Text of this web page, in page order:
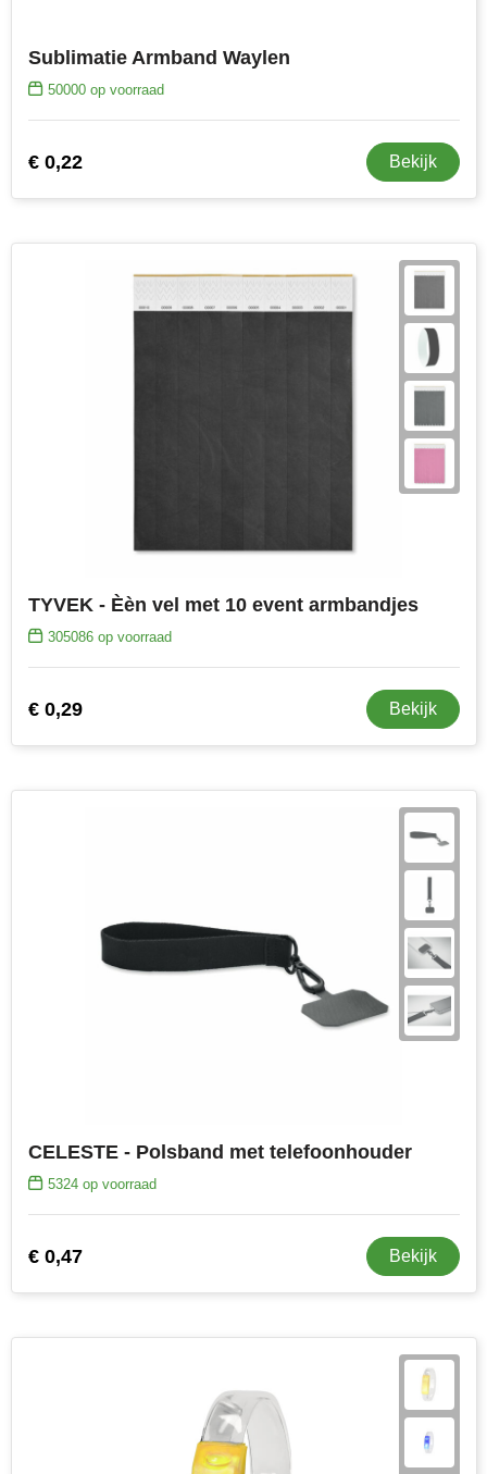
Sublimatie Armband Waylen
50000op voorraad
€ 0,22 Bekijk
TYVEK - Èèn vel met 10 event armbandjes
305086op voorraad
€ 0,29 Bekijk
CELESTE - Polsband met telefoonhouder
5324op voorraad
€ 0,47 Bekijk